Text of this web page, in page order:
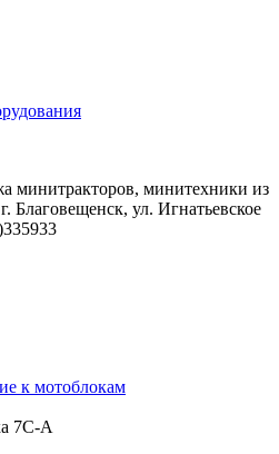
минитракторов, минитехники из
Благовещенск, ул. Игнатьевское
к мотоблокам
7C-А